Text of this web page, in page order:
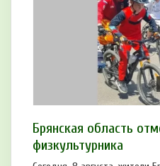
Брянская область
физкультурника